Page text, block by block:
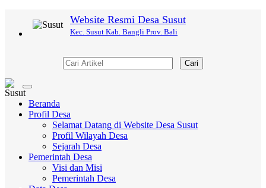
Website Resmi Desa Susut
Kec. Susut Kab. Bangli Prov. Bali
Cari
Toggle
navigation
Beranda
Profil Desa
Selamat Datang di Website Desa Susut
Profil Wilayah Desa
Sejarah Desa
Pemerintah Desa
Visi dan Misi
Pemerintah Desa